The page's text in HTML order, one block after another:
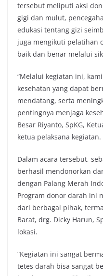
tersebut meliputi aksi
gigi dan mulut,
edukasi tentang gizi
juga mengikuti pelatihan
baik dan benar melalui
“Melalui kegiatan ini,
kesehatan yang dapat
mendatang, serta
pentingnya menjaga
Besar Riyanto, SpKG,
ketua pelaksana kegiatan.
Dalam acara tersebut,
berhasil mendonorkan
dengan Palang Merah
Program donor darah ini
dari berbagai pihak,
Barat, drg. Dicky Harun,
lokasi.
“Kegiatan ini sangat
tetes darah bisa sangat